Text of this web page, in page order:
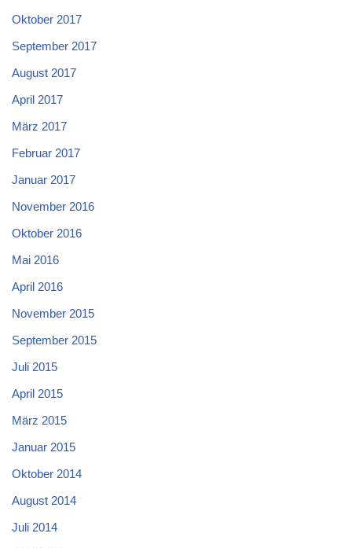
Oktober 2017
September 2017
August 2017
April 2017
März 2017
Februar 2017
Januar 2017
November 2016
Oktober 2016
Mai 2016
April 2016
November 2015
September 2015
Juli 2015
April 2015
März 2015
Januar 2015
Oktober 2014
August 2014
Juli 2014